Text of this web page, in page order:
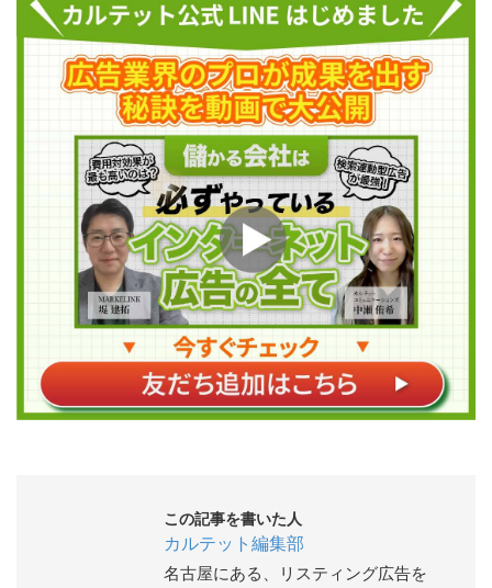
この記事を書いた人
カルテット編集部
名古屋にある、リスティング広告を